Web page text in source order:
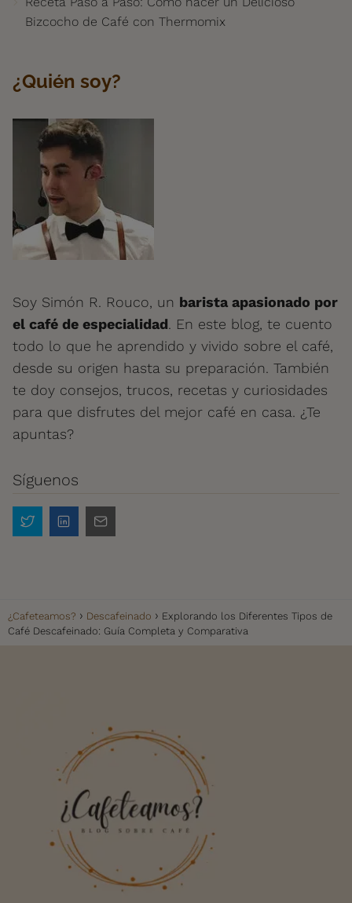
Bizcocho de Café con Thermomix
¿Quién soy?
Soy Simón R. Rouco, un barista apasionado por
el café de especialidad. En este blog, te cuento
todo lo que he aprendido y vivido sobre el café,
desde su origen hasta su preparación. También
te doy consejos, trucos, recetas y curiosidades
para que disfrutes del mejor café en casa. ¿Te
apuntas?
Síguenos
¿Cafeteamos? Descafeinado
Explorando los Diferentes Tipos de
Café Descafeinado: Guía Completa y Comparativa